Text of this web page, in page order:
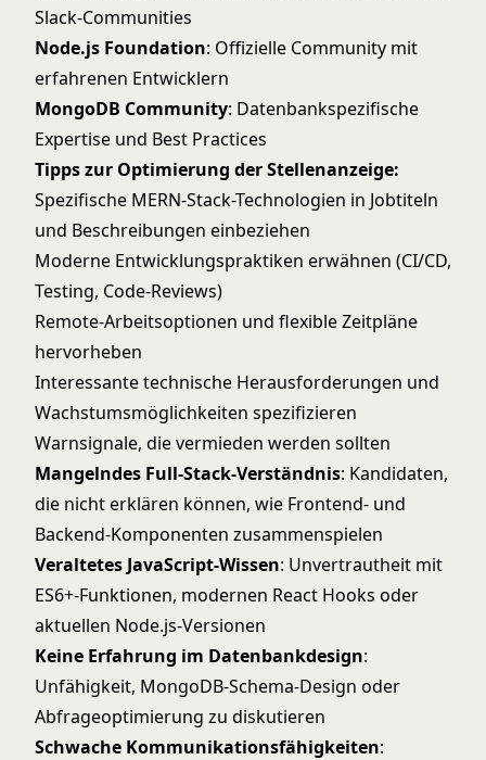
Slack-Communities
Node.js Foundation: Offizielle Community mit
erfahrenen Entwicklern
MongoDB Community: Datenbankspezifische
Expertise und Best Practices
Tipps zur Optimierung der Stellenanzeige:
Spezifische MERN-Stack-Technologien in Jobtiteln
und Beschreibungen einbeziehen
Moderne Entwicklungspraktiken erwähnen (CI/CD,
Testing, Code-Reviews)
Remote-Arbeitsoptionen und flexible Zeitpläne
hervorheben
Interessante technische Herausforderungen und
Wachstumsmöglichkeiten spezifizieren
Warnsignale, die vermieden werden sollten
Mangelndes Full-Stack-Verständnis: Kandidaten,
die nicht erklären können, wie Frontend- und
Backend-Komponenten zusammenspielen
Veraltetes JavaScript-Wissen: Unvertrautheit mit
ES6+-Funktionen, modernen React Hooks oder
aktuellen Node.js-Versionen
Keine Erfahrung im Datenbankdesign:
Unfähigkeit, MongoDB-Schema-Design oder
Abfrageoptimierung zu diskutieren
Schwache Kommunikationsfähigkeiten: